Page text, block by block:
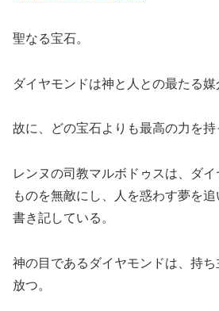
聖なる宝石。
ダイヤモンドは神と人との最たる媒
故に、どの宝石よりも最高の力を持
レンヌの司教マルボドゥスは、ダ
ものを無敵にし、人を惑わす夢を
書き記している。
神の目であるダイヤモンドは、持
放つ。